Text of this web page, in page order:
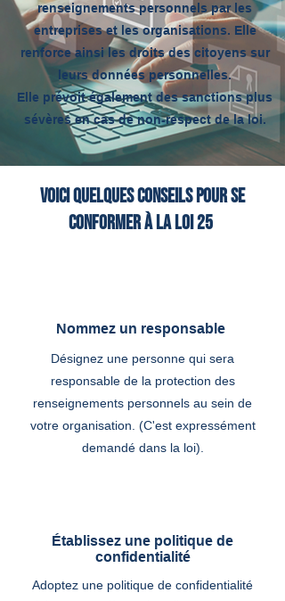
renseignements personnels par les
entreprises et les organisations. Elle
renforce ainsi les droits des citoyens sur
leurs données personnelles.
Elle prévoit également des sanctions plus
sévères en cas de non-respect de la loi.
Voici quelques conseils pour se
conformer à la loi 25
Nommez un responsable
Désignez une personne qui sera
responsable de la protection des
renseignements personnels au sein de
votre organisation. (C'est expressément
demandé dans la loi).
Établissez une politique de
confidentialité
Adoptez une politique de confidentialité